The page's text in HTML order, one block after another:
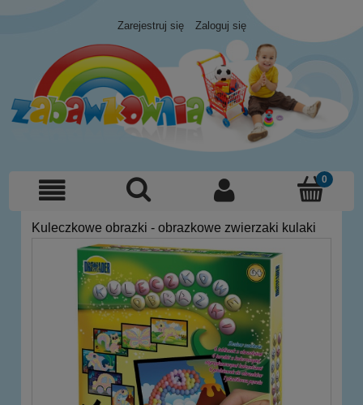
Zarejestruj się Zaloguj się
Kuleczkowe obrazki - obrazkowe zwierzaki kulaki